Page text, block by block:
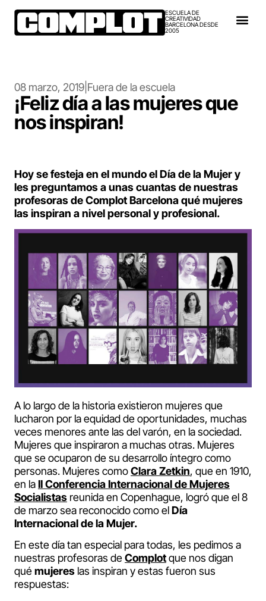
ESCUELA DE
CREATIVIDAD
BARCELONA DESDE
2005
08 marzo, 2019 Fuera de la escuela
¡Feliz día a las mujeres que
nos inspiran!
Hoy se festeja en el mundo el Día de la Mujer y
les preguntamos a unas cuantas de nuestras
profesoras de Complot Barcelona qué mujeres
las inspiran a nivel personal y profesional.
A lo largo de la historia existieron mujeres que
lucharon por la equidad de oportunidades, muchas
veces menores ante las del varón, en la sociedad.
Mujeres que inspiraron a muchas otras. Mujeres
que se ocuparon de su desarrollo íntegro como
personas. Mujeres comoClara Zetkin, que en 1910,
en laII Conferencia Internacional de Mujeres
Socialistas reunida en Copenhague, logró que el 8
de marzo sea reconocido como elDía
Internacional de la Mujer.
En este día tan especial para todas, les pedimos a
nuestras profesoras deComplotque nos digan
quémujeres las inspiran y estas fueron sus
respuestas: